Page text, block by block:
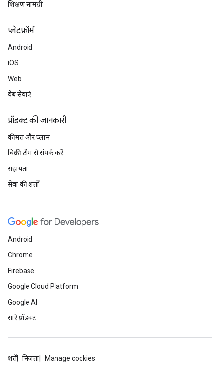
शिक्षण सामग्री
प्‍लेटफ़ॉर्म
Android
iOS
Web
वेब सेवाएं
प्रॉडक्ट की जानकारी
कीमत और प्लान
बिक्री टीम से संपर्क करें
सहायता
सेवा की शर्तों
Android
Chrome
Firebase
Google Cloud Platform
Google AI
सारे प्रॉडक्ट
शर्तें निजता Manage cookies